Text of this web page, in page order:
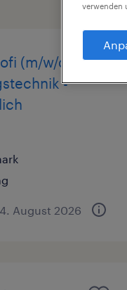
(m/w/d)
-
August 2026
verwenden